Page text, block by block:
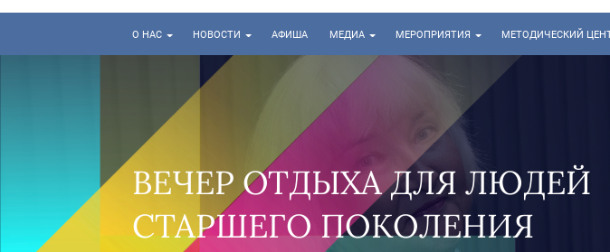
О НАС НОВОСТИ АФИША МЕДИА МЕРОПРИЯТИЯ МЕТОДИЧЕСКИЙ
"НА
РАЗГАРЕ!